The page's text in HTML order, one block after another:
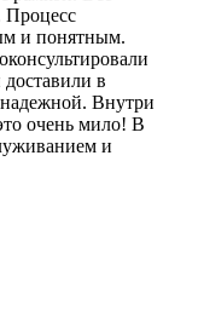
Процесс
и понятным.
в
Внутри
очень мило! В
и